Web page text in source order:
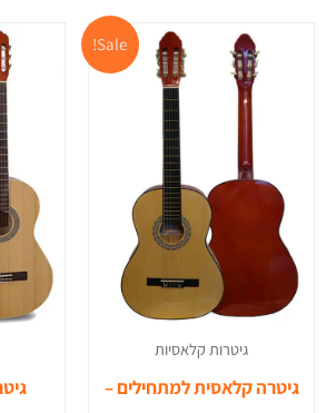
Sale!
גיטרות קלאסיות
גיטרה קלאסית למתחילים –
המחיר
המקורי
היה:
₪450.00.
המחיר
הנוכחי